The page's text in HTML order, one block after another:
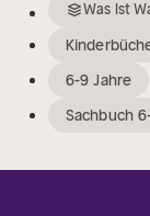
Was Ist
6-9 Jahre
Sachbuch